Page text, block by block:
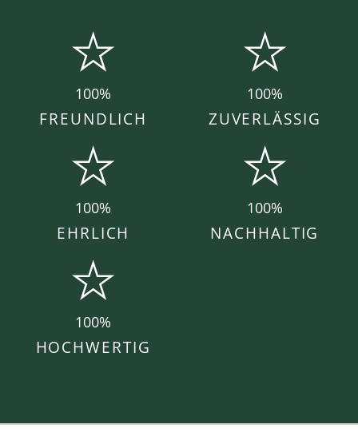
100%
FREUNDLICH
100%
ZUVERLÄSSIG
100%
EHRLICH
100%
NACHHALTIG
100%
HOCHWERTIG